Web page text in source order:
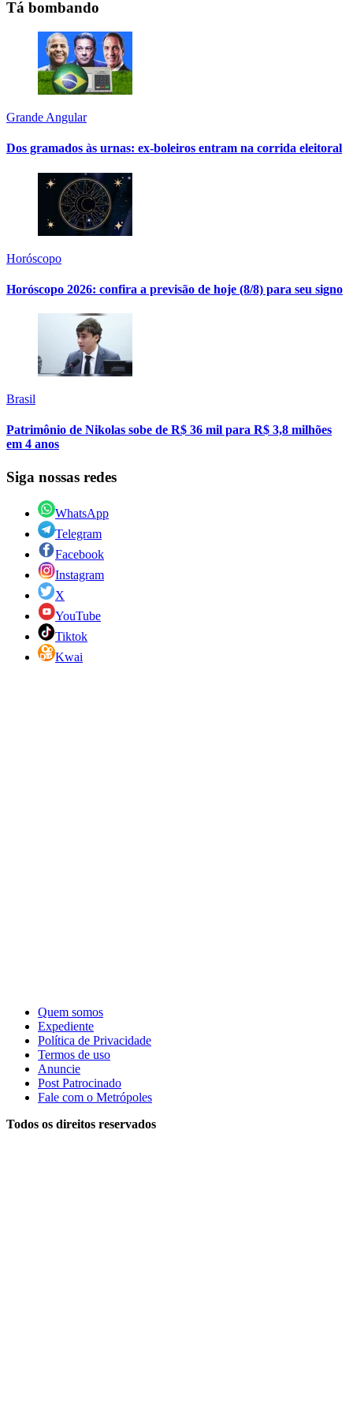
Tá bombando
Grande Angular
Dos gramados às urnas: ex-boleiros entram na corrida eleitoral
Horóscopo
Horóscopo 2026: confira a previsão de hoje (8/8) para seu signo
Brasil
Patrimônio de Nikolas sobe de R$ 36 mil para R$ 3,8 milhões
em 4 anos
Siga nossas redes
WhatsApp
Telegram
Facebook
Instagram
X
YouTube
Tiktok
Kwai
Quem somos
Expediente
Política de Privacidade
Termos de uso
Anuncie
Post Patrocinado
Fale com o Metrópoles
Todos os direitos reservados